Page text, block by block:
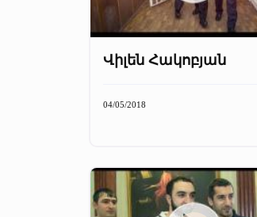
Վիլեն Հակոբյան
04/05/2018